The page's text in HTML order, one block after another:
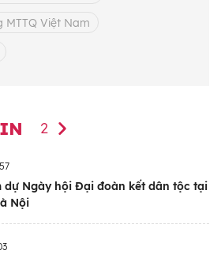
kết bắt đầu từ những
Việt Nam
2
dự Ngày hội Đại đoàn kết dân tộc tại
Nội